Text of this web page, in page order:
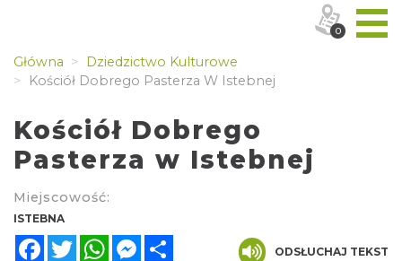
Główna
Dziedzictwo Kulturowe
Kościół Dobrego Pasterza W Istebnej
Kościół Dobrego
Pasterza w Istebnej
Miejscowość:
ISTEBNA
FacebookTwitterWhatsAppMessenger
ODSŁUCHAJ TEKST
0